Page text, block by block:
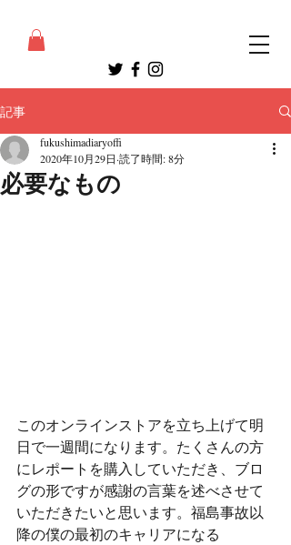
記事
必要なもの
fukushimadiaryoffi
2020年10月29日 読了時間: 8分
このオンラインストアを立ち上げて明
日で一週間になります。たくさんの方
にレポートを購入していただき、ブロ
グの形ですが感謝の言葉を述べさせて
いただきたいと思います。福島事故以
降の僕の最初のキャリアになる